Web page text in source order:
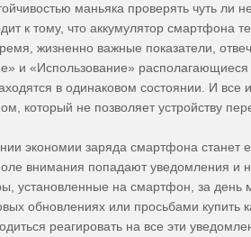
маньяка проверять чуть ли
к тому, что аккумулятор смартфона
жизненно важные показатели,
и «Использование» располагающиеся
в одинаковом состоянии. И все
который не позволяет устройству
экономии заряда смартфона станет
внимания попадают уведомления и
установленные на смартфон, за день
обновлениях или просьбами купить
реагировать на все эти